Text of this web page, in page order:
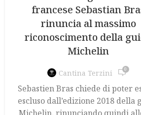
francese Sebastian
rinuncia al massimo
riconoscimento della
Michelin
Cantina Terzini 0
Sebastien Bras chiede di poter
escluso dall’edizione 2018 della